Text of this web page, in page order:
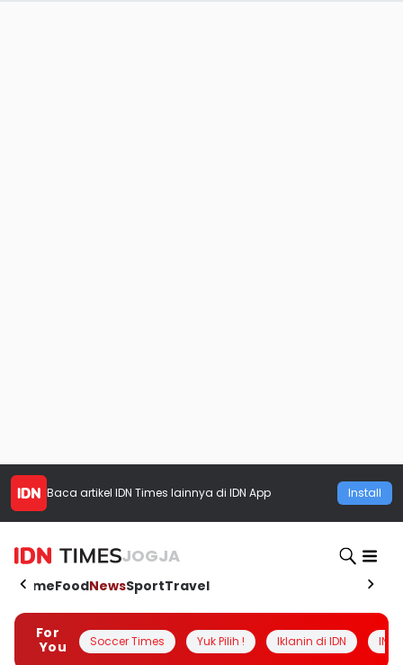
Baca artikel IDN Times lainnya di IDN App Install
JOGJA
HomeFoodNewsSportTravel
For
You
Soccer Times Yuk Pilih ! Iklanin di IDN